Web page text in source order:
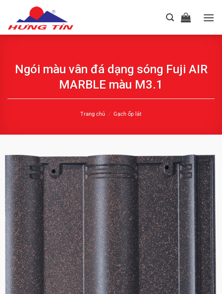
dung
Ngói màu vân đá dạng sóng Fuji AIR
MARBLE màu M3.1
Trang chủ / Gạch ốp lát